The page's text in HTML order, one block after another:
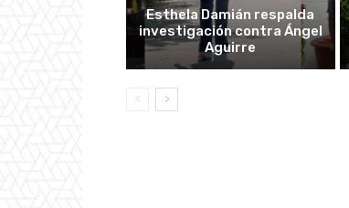
Esthela Damián respalda
investigación contra Ángel
Aguirre